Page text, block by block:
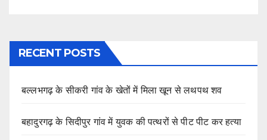
RECENT POSTS
बल्लभगढ़ के सीकरी गांव के खेतों में मिला खून से लथपथ शव
बहादुरगढ़ के सिदीपुर गांव में युवक की पत्थरों से पीट पीट कर हत्या